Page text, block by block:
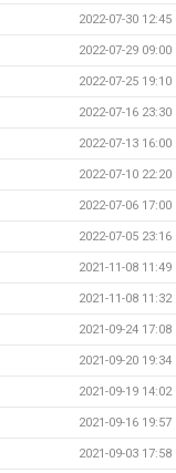
2022-07-30 12:45
2022-07-29 09:00
2022-07-25 19:10
2022-07-16 23:30
2022-07-13 16:00
2022-07-10 22:20
2022-07-06 17:00
2022-07-05 23:16
2021-11-08 11:49
2021-11-08 11:32
2021-09-24 17:08
2021-09-20 19:34
2021-09-19 14:02
2021-09-16 19:57
2021-09-03 17:58